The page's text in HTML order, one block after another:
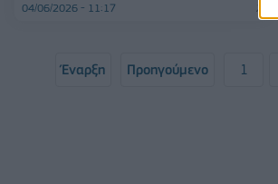
04/06/2026 - 11:17
Έναρξη Προηγούμενο 1